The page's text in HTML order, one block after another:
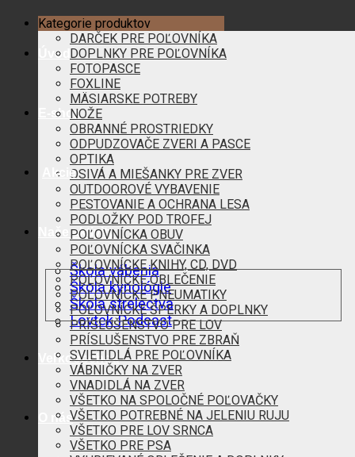
Úvod
E-shop
Akcie
Naše aktivity
Škola vábenia
Škola kynológie
Škola strelectva
Lovtek Podcast
Veľkoobchod
O nás
Kategorie produktov
DARČEK PRE POĽOVNÍKA
DOPLNKY PRE POĽOVNÍKA
FOTOPASCE
FOXLINE
MÄSIARSKE POTREBY
NOŽE
OBRANNÉ PROSTRIEDKY
ODPUDZOVAČE ZVERI A PASCE
OPTIKA
OSIVÁ A MIEŠANKY PRE ZVER
OUTDOOROVÉ VYBAVENIE
PESTOVANIE A OCHRANA LESA
PODLOŽKY POD TROFEJ
POĽOVNÍCKA OBUV
POĽOVNÍCKA SVAČINKA
POĽOVNÍCKE KNIHY, CD, DVD
POĽOVNÍCKE OBLEČENIE
POĽOVNÍCKE PNEUMATIKY
POĽOVNÍCKE ŠPERKY A DOPLNKY
PRÍSLUŠENSTVO PRE LOV
PRÍSLUŠENSTVO PRE ZBRAŇ
SVIETIDLÁ PRE POĽOVNÍKA
VÁBNIČKY NA ZVER
VNADIDLÁ NA ZVER
VŠETKO NA SPOLOČNÉ POĽOVAČKY
VŠETKO POTREBNÉ NA JELENIU RUJU
VŠETKO PRE LOV SRNCA
VŠETKO PRE PSA